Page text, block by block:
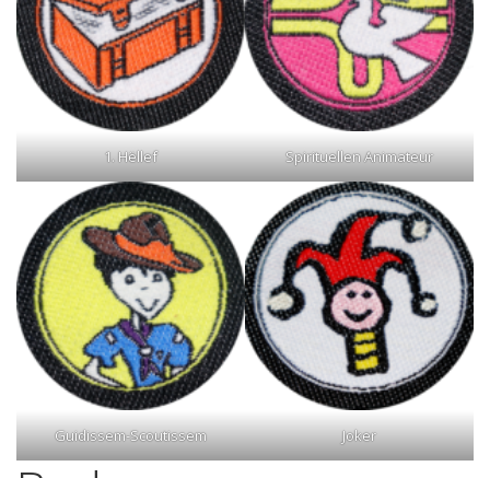
1. Hëllef Spirituellen Animateur
Guidissem-Scoutissem Joker